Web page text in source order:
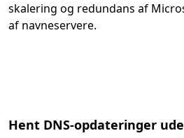
skalering og redundans af
af navneservere.
Hent DNS-opdateringer